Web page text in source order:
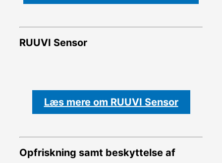
RUUVI Sensor
Læs mere om RUUVI Sensor
Opfriskning samt beskyttelse af